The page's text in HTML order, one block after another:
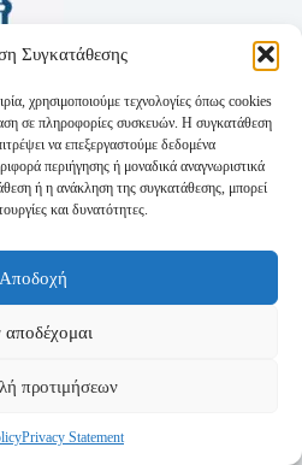
Συγκατάθεσης
χρησιμοποιούμε τεχνολογίες όπως cookies
σε πληροφορίες συσκευών. Η συγκατάθεση
να επεξεργαστούμε δεδομένα
περιήγησης ή μοναδικά αναγνωριστικά
ή η ανάκληση της συγκατάθεσης, μπορεί
και δυνατότητες.
Αποδοχή
αποδέχομαι
προτιμήσεων
Privacy Statement
Απορρήτου
Αποστολής
Πληρωμής